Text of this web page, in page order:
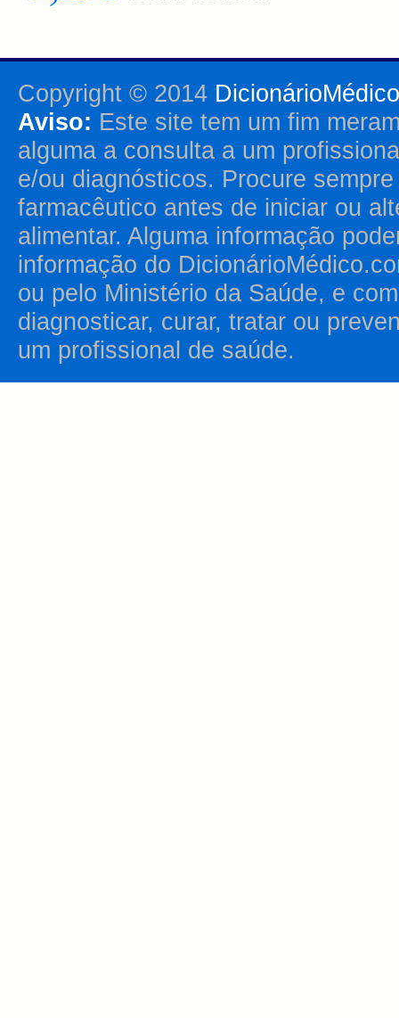
Copyright © 2014
Aviso: Este site tem um fim
alguma a consulta a um
e/ou diagnósticos. Procure
farmacêutico antes de iniciar ou
alimentar. Alguma informação
informação do
ou pelo Ministério da Saúde, e
diagnosticar, curar, tratar ou
um profissional de saúde.